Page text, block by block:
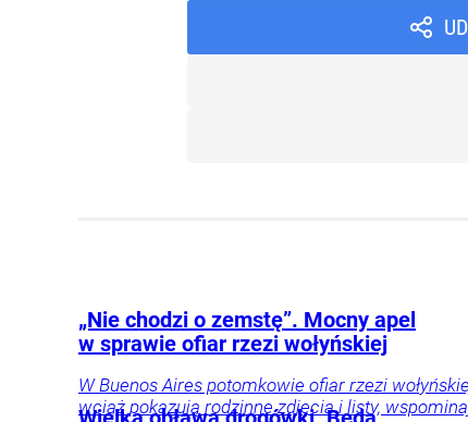
„Nie chodzi o zemstę”. Mocny apel
w sprawie ofiar rzezi wołyńskiej
W Buenos Aires potomkowie ofiar rzezi
wciąż pokazują rodzinne zdjęcia i listy,